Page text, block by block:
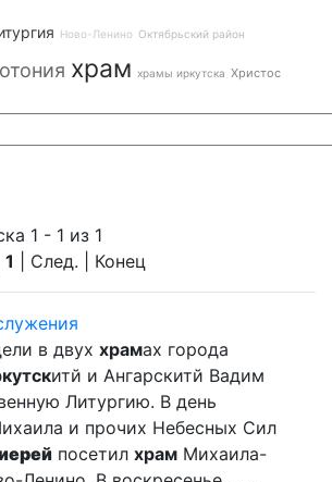
Ново-Ленино Октябрьский район
храм храмы иркутска Христос
1 - 1 из 1
1 | След. | Конец
в двух храмах города
итй и Ангарскитй Вадим
Литургию. В день
и прочих Небесных Сил
посетил храм Михаила-